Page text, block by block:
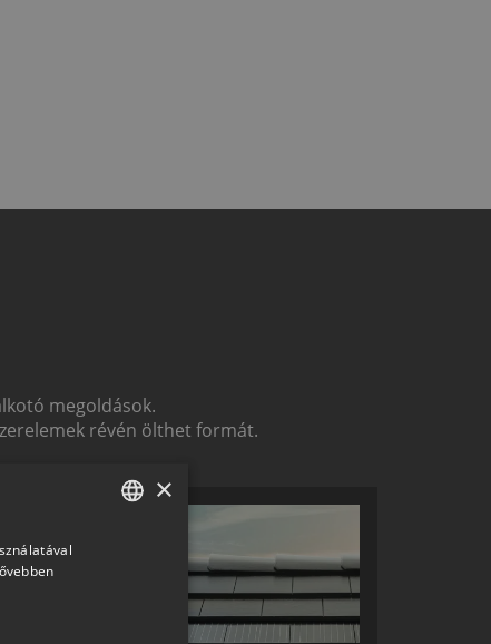
megoldások.
révén ölthet formát.
×